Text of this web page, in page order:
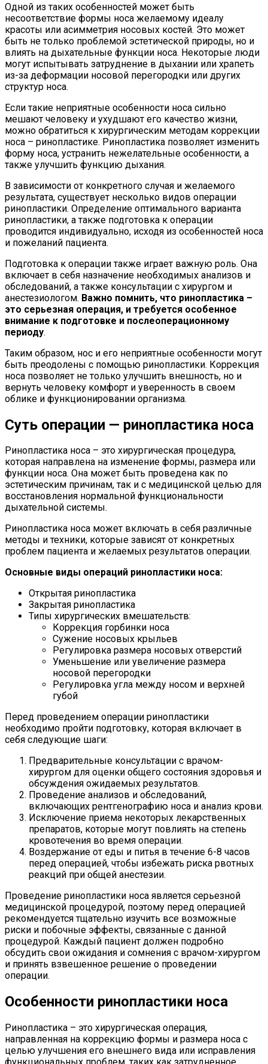
Одной из таких особенностей может быть
несоответствие формы носа желаемому идеалу
красоты или асимметрия носовых костей. Это может
быть не только проблемой эстетической природы, но и
влиять на дыхательные функции носа. Некоторые люди
могут испытывать затруднение в дыхании или храпеть
из-за деформации носовой перегородки или других
структур носа.
Если такие неприятные особенности носа сильно
мешают человеку и ухудшают его качество жизни,
можно обратиться к хирургическим методам коррекции
носа – ринопластике. Ринопластика позволяет изменить
форму носа, устранить нежелательные особенности, а
также улучшить функцию дыхания.
В зависимости от конкретного случая и желаемого
результата, существует несколько видов операции
ринопластики. Определение оптимального варианта
ринопластики, а также подготовка к операции
проводится индивидуально, исходя из особенностей носа
и пожеланий пациента.
Подготовка к операции также играет важную роль. Она
включает в себя назначение необходимых анализов и
обследований, а также консультации с хирургом и
анестезиологом. Важно помнить, что ринопластика –
это серьезная операция, и требуется особенное
внимание к подготовке и послеоперационному
периоду.
Таким образом, нос и его неприятные особенности могут
быть преодолены с помощью ринопластики. Коррекция
носа позволяет не только улучшить внешность, но и
вернуть человеку комфорт и уверенность в своем
облике и функционировании организма.
Суть операции — ринопластика носа
Ринопластика носа – это хирургическая процедура,
которая направлена на изменение формы, размера или
функции носа. Она может быть проведена как по
эстетическим причинам, так и с медицинской целью для
восстановления нормальной функциональности
дыхательной системы.
Ринопластика носа может включать в себя различные
методы и техники, которые зависят от конкретных
проблем пациента и желаемых результатов операции.
Основные виды операций ринопластики носа:
Открытая ринопластика
Закрытая ринопластика
Типы хирургических вмешательств:
Коррекция горбинки носа
Сужение носовых крыльев
Регулировка размера носовых отверстий
Уменьшение или увеличение размера
носовой перегородки
Регулировка угла между носом и верхней
губой
Перед проведением операции ринопластики
необходимо пройти подготовку, которая включает в
себя следующие шаги:
Предварительные консультации с врачом-
хирургом для оценки общего состояния здоровья и
обсуждения ожидаемых результатов.
Проведение анализов и обследований,
включающих рентгенографию носа и анализ крови.
Исключение приема некоторых лекарственных
препаратов, которые могут повлиять на степень
кровотечения во время операции.
Воздержание от еды и питья в течение 6-8 часов
перед операцией, чтобы избежать риска рвотных
реакций при общей анестезии.
Проведение ринопластики носа является серьезной
медицинской процедурой, поэтому перед операцией
рекомендуется тщательно изучить все возможные
риски и побочные эффекты, связанные с данной
процедурой. Каждый пациент должен подробно
обсудить свои ожидания и сомнения с врачом-хирургом
и принять взвешенное решение о проведении
операции.
Особенности ринопластики носа
Ринопластика – это хирургическая операция,
направленная на коррекцию формы и размера носа с
целью улучшения его внешнего вида или исправления